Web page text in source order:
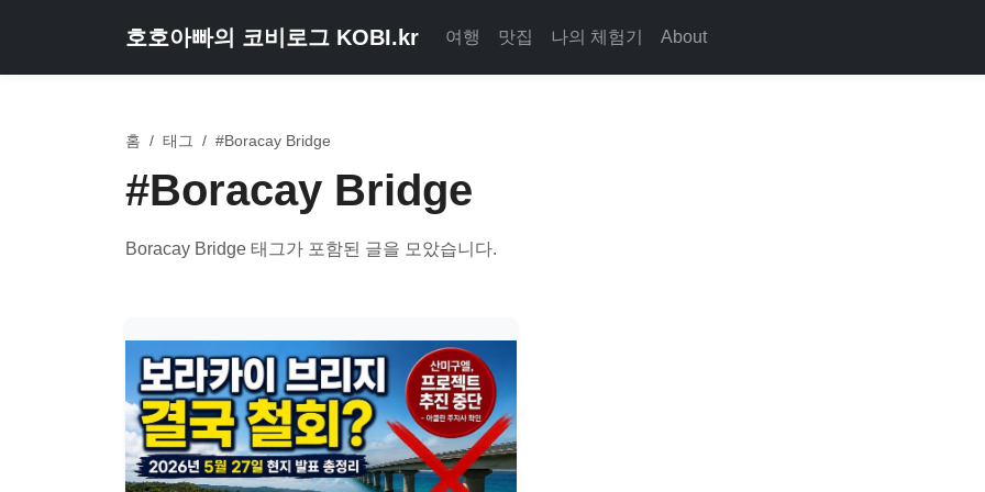
호호아빠의 코비로그 KOBI.kr 여행 맛집 나의 체험기 About
홈 / 태그 / #Boracay Bridge
#Boracay Bridge
Boracay Bridge 태그가 포함된 글을 모았습니다.